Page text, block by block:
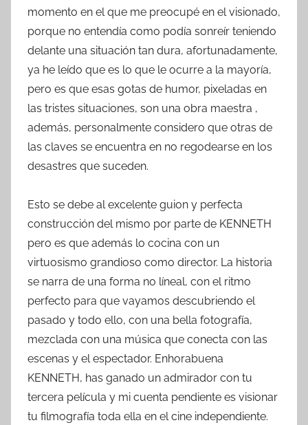
momento en el que me preocupé en el visionado,
porque no entendía como podía sonreír teniendo
delante una situación tan dura, afortunadamente,
ya he leído que es lo que le ocurre a la mayoría,
pero es que esas gotas de humor, pixeladas en
las tristes situaciones, son una obra maestra ,
además, personalmente considero que otras de
las claves se encuentra en no regodearse en los
desastres que suceden.
Esto se debe al excelente guion y perfecta
construcción del mismo por parte de KENNETH
pero es que además lo cocina con un
virtuosismo grandioso como director. La historia
se narra de una forma no líneal, con el ritmo
perfecto para que vayamos descubriendo el
pasado y todo ello, con una bella fotografía,
mezclada con una música que conecta con las
escenas y el espectador. Enhorabuena
KENNETH, has ganado un admirador con tu
tercera película y mi cuenta pendiente es visionar
tu filmografía toda ella en el cine independiente.